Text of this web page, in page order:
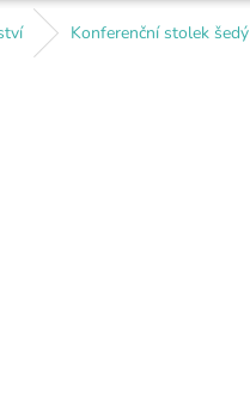
Konferenční stolek šedý